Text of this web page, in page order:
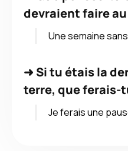
devraient faire
Une semaine
➜ Si tu étais la
terre, que ferais-
Je ferais une